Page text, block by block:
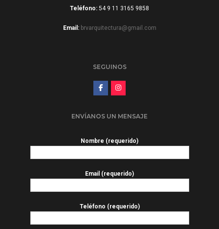
Teléfono: 54 9 11 3165 9858
Email: brvarquitectura@gmail.com
SEGUINOS
ENVÍANOS UN MENSAJE
Nombre (requerido)
Email (requerido)
Teléfono (requerido)